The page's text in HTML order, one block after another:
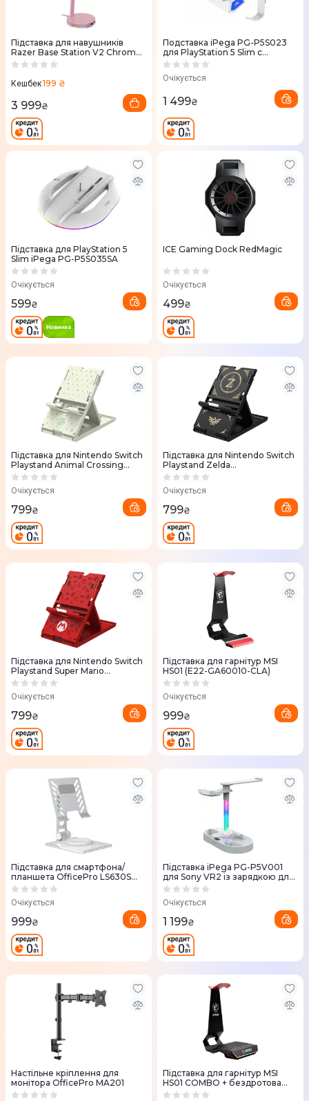
Підставка для навушників
Razer Base Station V2 Chroma
(Quartz) RC21-01510200-R3M1
Кешбек199 ₴
3 999₴
Подставка iPega PG-P5S023
для PlayStation 5 Slim с
зарядкой для геймпадов
Очікується
1 499₴
Підставка для PlayStation 5
Slim iPega PG-P5S035SA
Очікується
599₴
ICE Gaming Dock RedMagic
Очікується
499₴
Підставка для Nintendo Switch
Playstand Animal Crossing
(810050910897)
Очікується
799₴
Підставка для Nintendo Switch
Playstand Zelda
(873124006896)
Очікується
799₴
Підставка для Nintendo Switch
Playstand Super Mario
(873124006889)
Очікується
799₴
Підставка для гарнітур MSI
HS01 (E22-GA60010-CLA)
Очікується
999₴
Підставка для смартфона/
планшета OfficePro LS630S
(Silver)
Очікується
999₴
Підставка iPega PG-P5V001
для Sony VR2 із зарядкою для
контролерів
Очікується
1 199₴
Настільне кріплення для
монітора OfficePro MA201
Підставка для гарнітур MSI
HS01 COMBO + бездротова
зарядка